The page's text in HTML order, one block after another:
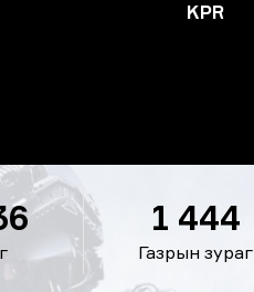
KPR
Газрын зураг
1 444